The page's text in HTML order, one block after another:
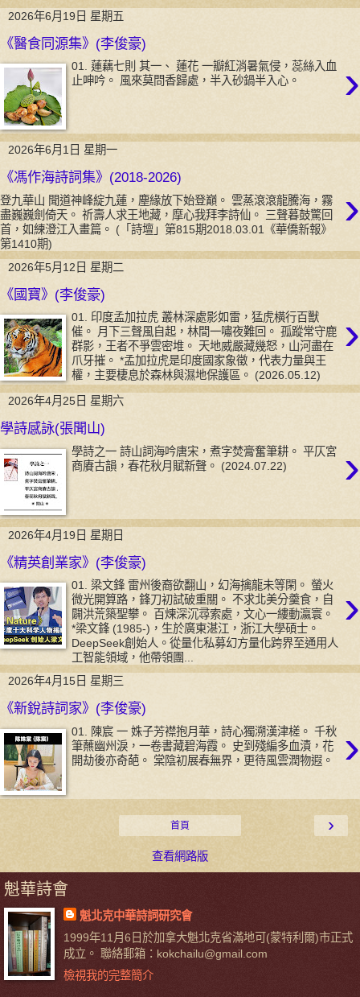
2026年6月19日 星期五
《醫食同源集》(李俊豪)
›
01. 蓮藕七則 其一、 蓮花 一瓣紅消暑氣侵，蕊絲入血
止呻吟。 風來莫問香歸處，半入砂鍋半入心。
2026年6月1日 星期一
《馮作海詩詞集》(2018-2026)
›
登九華山 聞道神峰綻九蓮，塵緣放下始登巔。 雲蒸滾滾龍騰海，霧
盡巍巍劍倚天。 祈壽人求王地藏，摩心我拜李詩仙。 三聲暮鼓驚回
首，如練澄江入畫篇。 (「詩壇」第815期2018.03.01《華僑新報》
第1410期)
2026年5月12日 星期二
《國寶》(李俊豪)
›
01. 印度孟加拉虎 叢林深處影如雷，猛虎橫行百獸
催。 月下三聲風自起，林間一嘯夜難回。 孤蹤常守鹿
群影，王者不爭雲密堆。 天地威嚴藏幾怒，山河盡在
爪牙摧。 *孟加拉虎是印度國家象徵，代表力量與王
權，主要棲息於森林與濕地保護區。 (2026.05.12)
2026年4月25日 星期六
學詩感詠(張聞山)
›
學詩之一 詩山詞海吟唐宋，煮字焚膏奮筆耕。 平仄宮
商賡古韻，春花秋月賦新聲。 (2024.07.22)
2026年4月19日 星期日
《精英創業家》(李俊豪)
›
01. 梁文鋒 雷州後裔欲翻山，幻海擒龍未等閑。 螢火
微光開算路，鋒刀初試破重關。 不求北美分羹食，自
闢洪荒築聖攀。 百煉深沉尋索處，文心一縷動瀛寰。
*梁文鋒 (1985-)，生於廣東湛江，浙江大學碩士。
DeepSeek創始人。從量化私募幻方量化跨界至通用人
工智能領域，他帶領團...
2026年4月15日 星期三
《新銳詩詞家》(李俊豪)
›
01. 陳宸 一 姝子芳襟抱月華，詩心獨溯漢津槎。 千秋
筆蘸幽州淚，一卷書藏碧海霞。 史到殘編多血漬，花
開劫後亦奇葩。 棠陰初展春無界，更待風雲潤物遐。
›
首頁
查看網路版
魁華詩會
魁北克中華詩詞研究會
1999年11月6日於加拿大魁北克省滿地可(蒙特利爾)市正式
成立。 聯絡郵箱：kokchailu@gmail.com
檢視我的完整簡介